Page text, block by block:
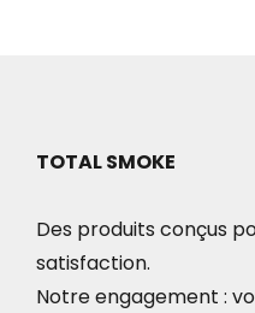
TOTAL SMOKE
Des produits conçus
satisfaction.
Notre engagement :